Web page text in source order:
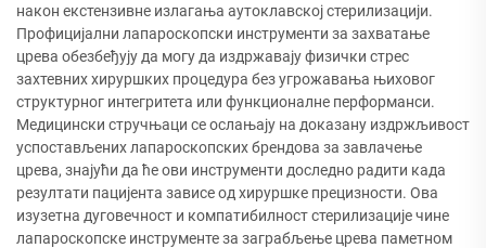
након екстензивне излагања аутоклавској стерилизацији.
Профицијални лапароскопски инструменти за захватање
црева обезбеђују да могу да издржавају физички стрес
захтевних хируршких процедура без угрожавања њиховог
структурног интегритета или функционалне перформанси.
Медицински стручњаци се ослањају на доказану издржљивост
успостављених лапароскопских брендова за завлачење
црева, знајући да ће ови инструменти доследно радити када
резултати пацијента зависе од хируршке прецизности. Ова
изузетна дуговечност и компатибилност стерилизације чине
лапароскопске инструменте за заграбљење црева паметном